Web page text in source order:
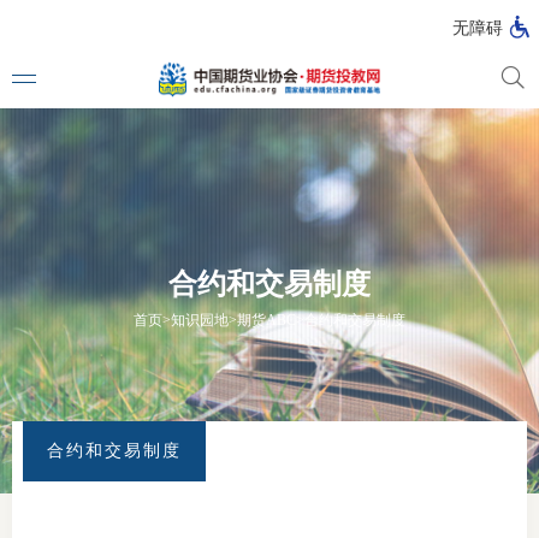
无障碍
一周大
投教大
视频动
合约和交易制度
首页>知识园地>期货ABC 合约和交易制度
合约和交易制度